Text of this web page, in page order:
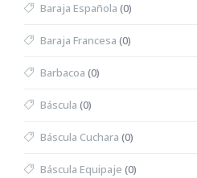
Baraja Española (0)
Baraja Francesa (0)
Barbacoa (0)
Báscula (0)
Báscula Cuchara (0)
Báscula Equipaje (0)